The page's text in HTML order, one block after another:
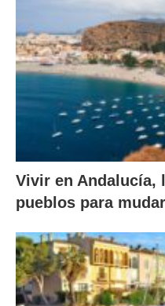
Vivir en Andalucía,
pueblos para